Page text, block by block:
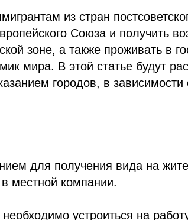
из стран
Союза и получить
зоне, а также проживать в
мира. В этой статье будут
городов, в зависимости
для получения вида на
местной компании.
устроиться на